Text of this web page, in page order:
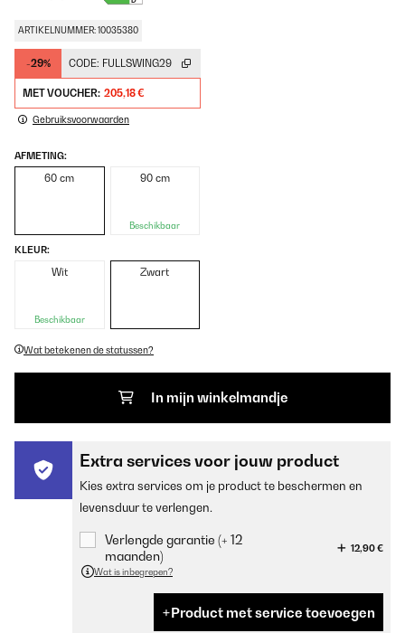
ARTIKELNUMMER: 10035380
-29% CODE: FULLSWING29
MET VOUCHER: 205,18 €
Gebruiksvoorwaarden
AFMETING:
60 cm 90 cm
Beschikbaar
KLEUR:
Wit
Beschikbaar
Zwart
Wat betekenen de statussen?
In mijn winkelmandje
Extra services voor jouw product
Kies extra services om je product te beschermen en
levensduur te verlengen.
Verlengde garantie (+ 12
maanden)
12,90 €
Wat is inbegrepen?
Product met service toevoegen